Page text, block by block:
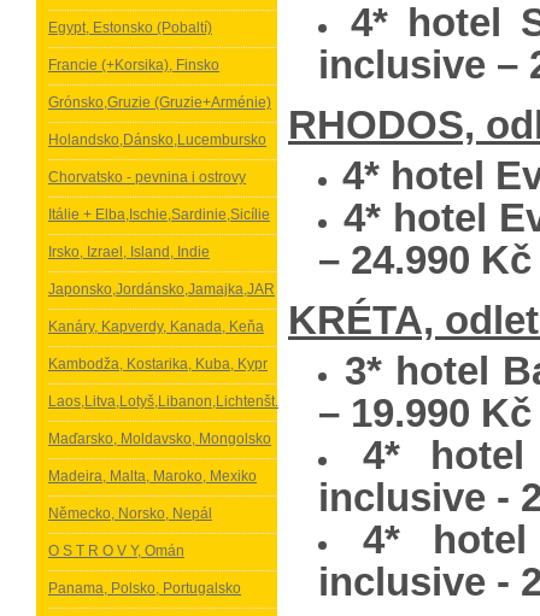
Egypt, Estonsko (Pobaltí)
Francie (+Korsika), Finsko
Grónsko,Gruzie (Gruzie+Arménie)
Holandsko,Dánsko,Lucembursko
Chorvatsko - pevnina i ostrovy
Itálie + Elba,Ischie,Sardinie,Sicílie
Irsko, Izrael, Island, Indie
Japonsko,Jordánsko,Jamajka,JAR
Kanáry, Kapverdy, Kanada, Keňa
Kambodža, Kostarika, Kuba, Kypr
Laos,Litva,Lotyš,Libanon,Lichtenšt.
Maďarsko, Moldavsko, Mongolsko
Madeira, Malta, Maroko, Mexiko
Německo, Norsko, Nepál
O S T R O V Y, Omán
Panama, Polsko, Portugalsko
4* hotel
inclusive
RHODOS,
4* hotel
4* hotel
– 24.990 Kč
KRÉTA,
3* hotel
– 19.990
4*
inclusive -
4*
inclusive -